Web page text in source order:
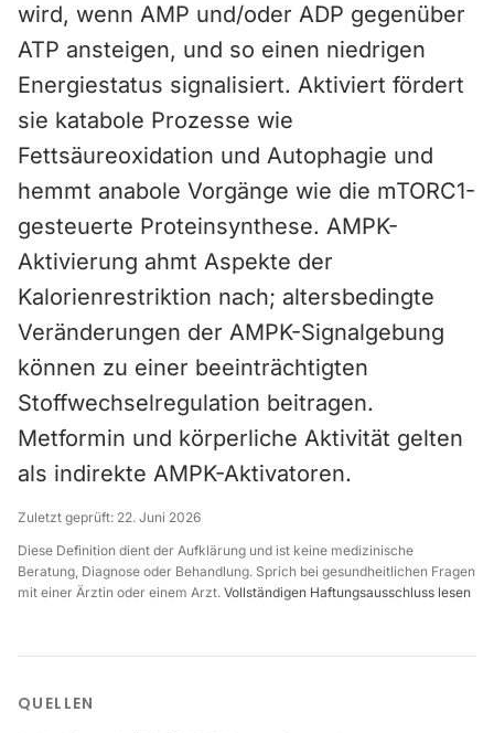
wird, wenn AMP und/oder ADP gegenüber
ATP ansteigen, und so einen niedrigen
Energiestatus signalisiert. Aktiviert fördert
sie katabole Prozesse wie
Fettsäureoxidation und Autophagie und
hemmt anabole Vorgänge wie die mTORC1-
gesteuerte Proteinsynthese. AMPK-
Aktivierung ahmt Aspekte der
Kalorienrestriktion nach; altersbedingte
Veränderungen der AMPK-Signalgebung
können zu einer beeinträchtigten
Stoffwechselregulation beitragen.
Metformin und körperliche Aktivität gelten
als indirekte AMPK-Aktivatoren.
Zuletzt geprüft: 22. Juni 2026
Diese Definition dient der Aufklärung und ist keine medizinische
Beratung, Diagnose oder Behandlung. Sprich bei gesundheitlichen Fragen
mit einer Ärztin oder einem Arzt. Vollständigen Haftungsausschluss lesen
QUELLEN